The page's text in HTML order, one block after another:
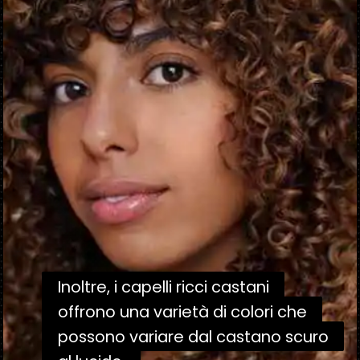
Inoltre, i capelli ricci castani
offrono una varietà di colori che
possono variare dal castano scuro
Inoltre, i capelli ricci castani
offrono una varietà di colori che
possono variare dal castano scuro